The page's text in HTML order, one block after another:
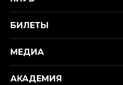
БИЛЕТЫ
МЕДИА
АКАДЕМИЯ